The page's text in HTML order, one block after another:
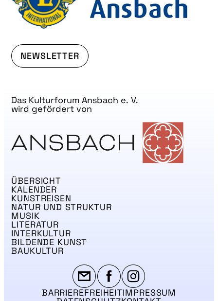
NEWSLETTER
ÜBERSICHT
KALENDER
KUNSTREISEN
NATUR UND STRUKTUR
MUSIK
LITERATUR
INTERKULTUR
BILDENDE KUNST
BAUKULTUR
Das Kulturforum Ansbach e. V.
wird gefördert von
BARRIEREFREIHEITIMPRESSUM